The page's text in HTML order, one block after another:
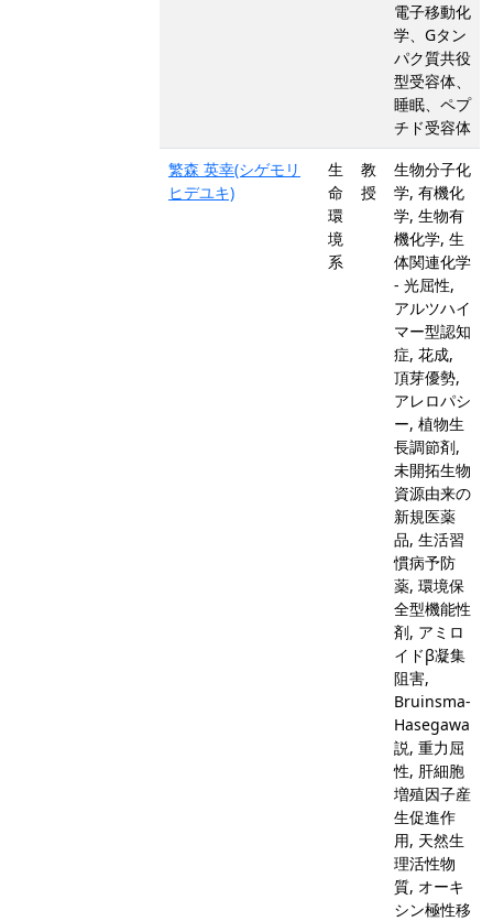
電子移動化
学、Gタン
パク質共役
型受容体、
睡眠、ペプ
チド受容体
繁森 英幸(シゲモリ
ヒデユキ)
生
命
環
境
系
教
授
生物分子化
学, 有機化
学, 生物有
機化学, 生
体関連化学
- 光屈性,
アルツハイ
マー型認知
症, 花成,
頂芽優勢,
アレロパシ
ー, 植物生
長調節剤,
未開拓生物
資源由来の
新規医薬
品, 生活習
慣病予防
薬, 環境保
全型機能性
剤, アミロ
イドβ凝集
阻害,
Bruinsma-
Hasegawa
説, 重力屈
性, 肝細胞
増殖因子産
生促進作
用, 天然生
理活性物
質, オーキ
シン極性移